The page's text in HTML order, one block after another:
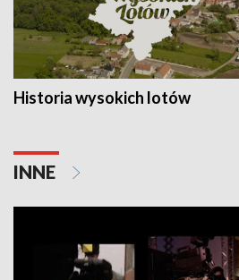
Historia wysokich lotów
INNE